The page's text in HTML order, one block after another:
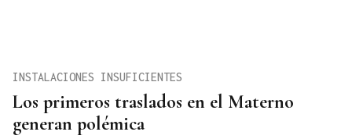
Los primeros traslados en el Materno
generan polémica
INSTALACIONES INSUFICIENTES